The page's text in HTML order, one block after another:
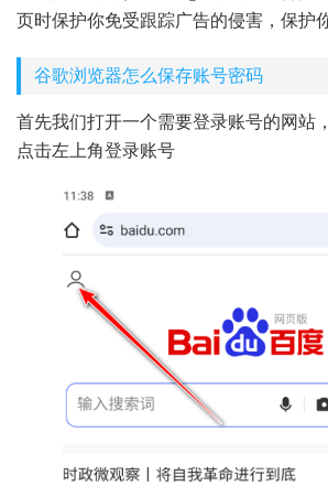
页时保护你免受跟踪广告的侵害，保护
谷歌浏览器怎么保存账号密码
首先我们打开一个需要登录账号的网站
点击左上角登录账号